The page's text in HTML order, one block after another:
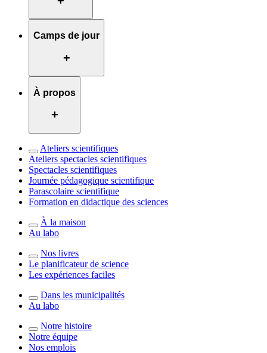
Camps de jour
+
À propos
+
Ateliers scientifiques
Ateliers spectacles scientifiques
Spectacles scientifiques
Journée pédagogique scientifique
Parascolaire scientifique
Formation en didactique des sciences
À la maison
Au labo
Nos livres
Le planificateur de science
Les expériences faciles
Dans les municipalités
Au labo
Notre histoire
Notre équipe
Nos emplois